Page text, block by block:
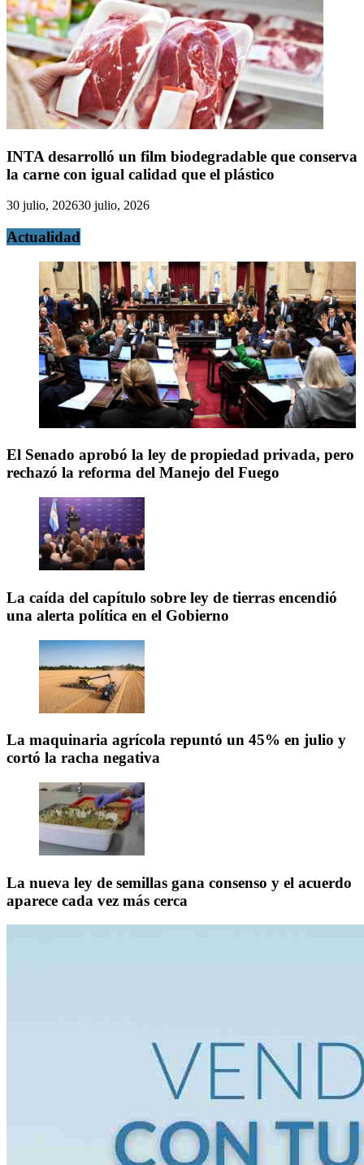
INTA desarrolló un film biodegradable que conserva
la carne con igual calidad que el plástico
30 julio, 202630 julio, 2026
Actualidad
El Senado aprobó la ley de propiedad privada, pero
rechazó la reforma del Manejo del Fuego
La caída del capítulo sobre ley de tierras encendió
una alerta política en el Gobierno
La maquinaria agrícola repuntó un 45% en julio y
cortó la racha negativa
La nueva ley de semillas gana consenso y el acuerdo
aparece cada vez más cerca